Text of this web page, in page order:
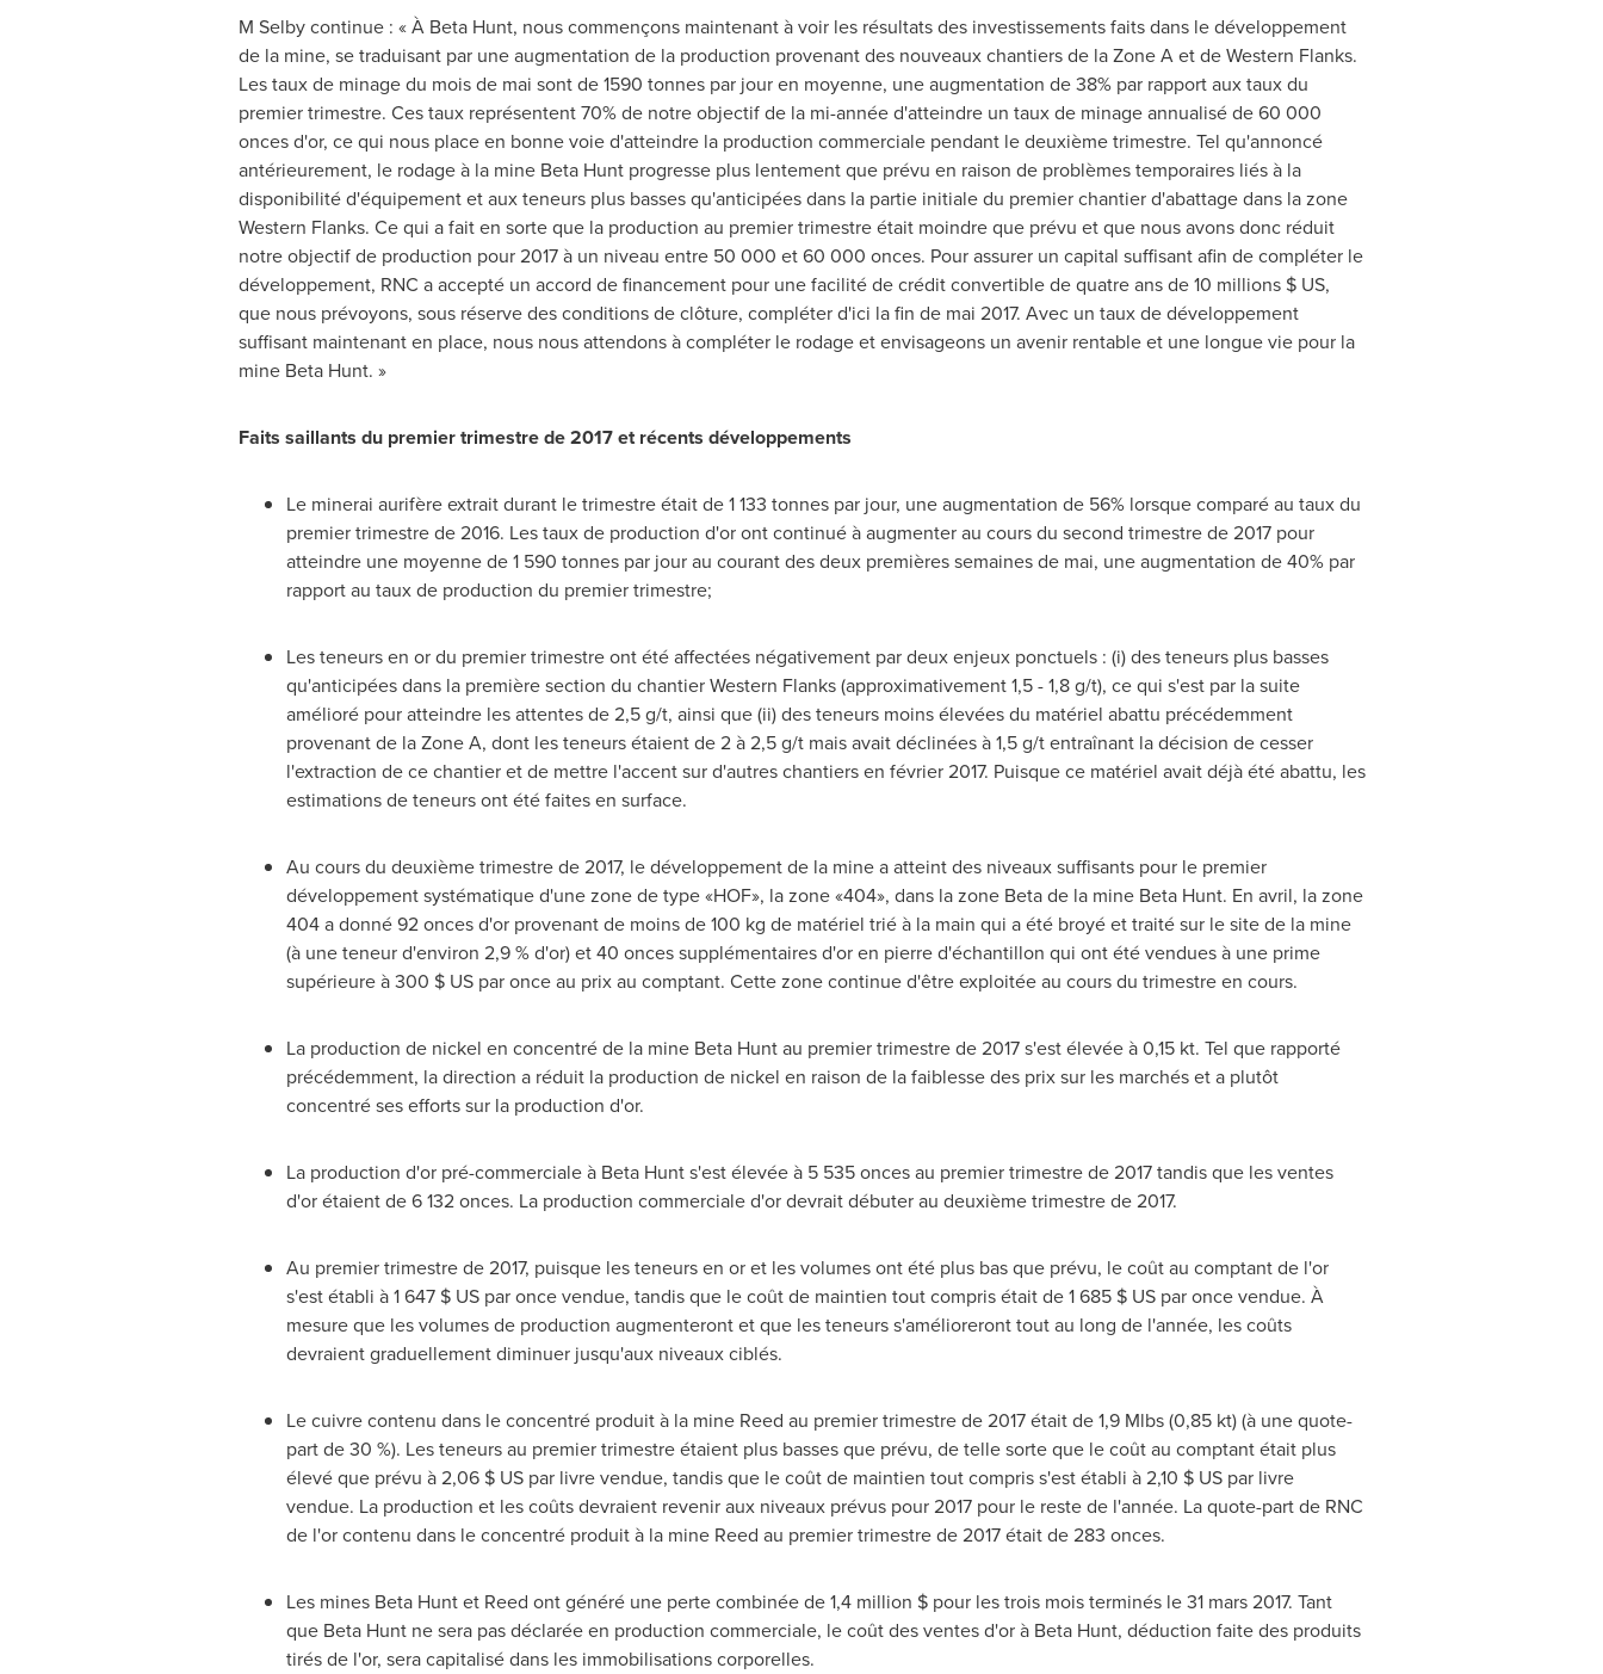
M Selby continue : « À Beta Hunt, nous commençons maintenant à voir les résultats des investissements faits dans le développement
de la mine, se traduisant par une augmentation de la production provenant des nouveaux chantiers de la Zone A et de Western Flanks.
Les taux de minage du mois de mai sont de 1590 tonnes par jour en moyenne, une augmentation de 38% par rapport aux taux du
premier trimestre. Ces taux représentent 70% de notre objectif de la mi-année d'atteindre un taux de minage annualisé de 60 000
onces d'or, ce qui nous place en bonne voie d'atteindre la production commerciale pendant le deuxième trimestre. Tel qu'annoncé
antérieurement, le rodage à la mine Beta Hunt progresse plus lentement que prévu en raison de problèmes temporaires liés à la
disponibilité d'équipement et aux teneurs plus basses qu'anticipées dans la partie initiale du premier chantier d'abattage dans la zone
Western Flanks. Ce qui a fait en sorte que la production au premier trimestre était moindre que prévu et que nous avons donc réduit
notre objectif de production pour 2017 à un niveau entre 50 000 et 60 000 onces. Pour assurer un capital suffisant afin de compléter le
développement, RNC a accepté un accord de financement pour une facilité de crédit convertible de quatre ans de 10 millions $ US,
que nous prévoyons, sous réserve des conditions de clôture, compléter d'ici la fin de mai 2017. Avec un taux de développement
suffisant maintenant en place, nous nous attendons à compléter le rodage et envisageons un avenir rentable et une longue vie pour la
mine Beta Hunt. »
Faits saillants du premier trimestre de 2017et récents développements
Le minerai aurifère extrait durant le trimestre était de 1 133 tonnes par jour, une augmentation de 56% lorsque comparé au taux du
premier trimestre de 2016. Les taux de production d'or ont continué à augmenter au cours du second trimestre de 2017 pour
atteindre une moyenne de 1 590 tonnes par jour au courant des deux premières semaines de mai, une augmentation de 40% par
rapport au taux de production du premier trimestre;
Les teneurs en or du premier trimestre ont été affectées négativement par deux enjeux ponctuels : (i) des teneurs plus basses
qu'anticipées dans la première section du chantier Western Flanks (approximativement 1,5 - 1,8 g/t), ce qui s'est par la suite
amélioré pour atteindre les attentes de 2,5 g/t, ainsi que (ii) des teneurs moins élevées du matériel abattu précédemment
provenant de la Zone A, dont les teneurs étaient de 2 à 2,5 g/t mais avait déclinées à 1,5 g/t entraînant la décision de cesser
l'extraction de ce chantier et de mettre l'accent sur d'autres chantiers en février 2017. Puisque ce matériel avait déjà été abattu, les
estimations de teneurs ont été faites en surface.
Au cours du deuxième trimestre de 2017, le développement de la mine a atteint des niveaux suffisants pour le premier
développement systématique d'une zone de type «HOF», la zone «404», dans la zone Beta de la mine Beta Hunt. En avril, la zone
404 a donné 92 onces d'or provenant de moins de 100 kg de matériel trié à la main qui a été broyé et traité sur le site de la mine
(à uneteneurd'environ 2,9 % d'or) et 40 onces supplémentaires d'or en pierre d'échantillon qui ont été vendues à une prime
supérieure à 300 $ US par once au prix au comptant. Cette zone continue d'être exploitée au cours du trimestre en cours.
La production de nickel en concentré de la mine Beta Hunt au premier trimestre de 2017 s'est élevée à 0,15 kt. Tel que rapporté
précédemment, la direction a réduit la production de nickel en raison de la faiblesse des prix sur les marchés et a plutôt
concentré ses efforts sur la production d'or.
La production d'or pré-commerciale à Beta Hunt s'est élevée à 5 535 onces au premier trimestre de 2017 tandis que les ventes
d'or étaient de 6 132 onces. La production commerciale d'or devrait débuter au deuxième trimestre de 2017.
Au premier trimestre de 2017, puisque les teneurs en or et les volumes ont été plus bas que prévu, le coût au comptant de l'or
s'est établi à 1 647 $ US par once vendue, tandis que le coût de maintien tout compris était de 1 685 $ US par once vendue. À
mesure que les volumes de production augmenteront et que les teneurs s'amélioreront tout au long de l'année, les coûts
devraient graduellement diminuer jusqu'aux niveaux ciblés.
Le cuivre contenu dans le concentré produit à la mine Reed au premier trimestre de 2017 était de 1,9 Mlbs (0,85 kt) (à une quote-
part de 30 %). Les teneurs au premier trimestre étaient plus basses que prévu, de telle sorte que le coût au comptant était plus
élevé que prévu à 2,06 $ US par livre vendue, tandis que le coût de maintien tout compris s'est établi à 2,10 $ US par livre
vendue. La production et les coûts devraient revenir aux niveaux prévus pour 2017 pour le reste de l'année. La quote-part de RNC
de l'or contenu dans le concentré produit à la mine Reed au premier trimestre de 2017 était de 283 onces.
Les mines Beta Hunt et Reed ont généré une perte combinée de 1,4 million $ pour les trois mois terminés le 31 mars 2017. Tant
que Beta Hunt ne sera pas déclarée en production commerciale, le coût des ventes d'or à Beta Hunt, déduction faite des produits
tirés de l'or, sera capitalisé dans les immobilisations corporelles.